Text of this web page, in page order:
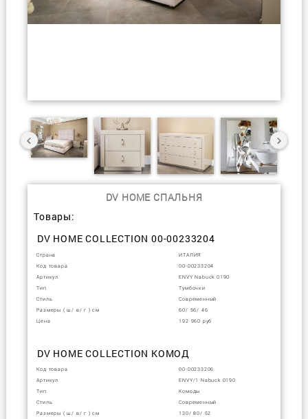
DV HOME СПАЛЬНЯ
Товары:
DV HOME COLLECTION 00-00233204
Страна
ИТАЛИЯ
Код товара
00-00233204
Артикул
ENVY Nabuck 0190
Тип
Тумбочки
Стиль
Современный
Размеры ( ш/ в/ г ) см
60/ 56/ 46
Цена
192 960 руб
DV HOME COLLECTION КОМОД
Код товара
00-00233206
Артикул
ENVY/1 Nabuck 0190
Тип
Комоды
Стиль
Современный
Размеры ( ш/ в/ г ) см
130/ 80/ 52